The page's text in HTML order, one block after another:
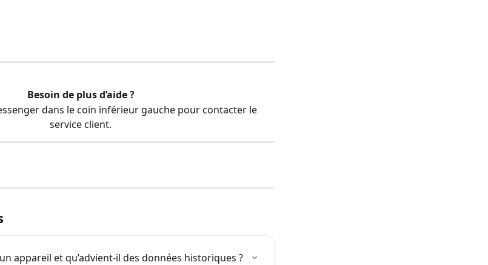
Besoin de plus d’aide ?
dans le coin inférieur gauche pour contacter le
service client.
appareil et qu’advient-il des données historiques ?